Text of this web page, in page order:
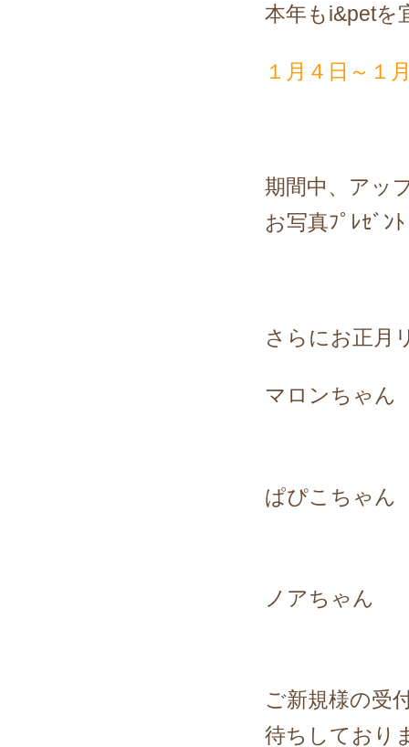
本年もi&petを
１月４日～１
期間中、アッ
お写真ﾌﾟﾚｾﾞﾝ
さらにお正月
マロンちゃん
ぱぴこちゃん
ノアちゃん
ご新規様の受
待ちしており